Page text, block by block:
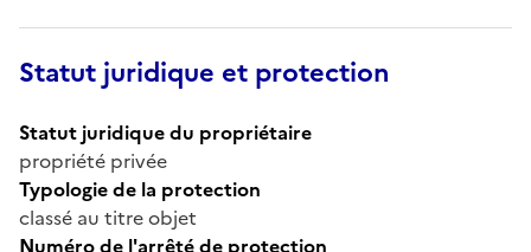
Statut juridique et protection
Statut juridique du propriétaire
propriété privée
Typologie de la protection
classé au titre objet
Numéro de l'arrêté de protection